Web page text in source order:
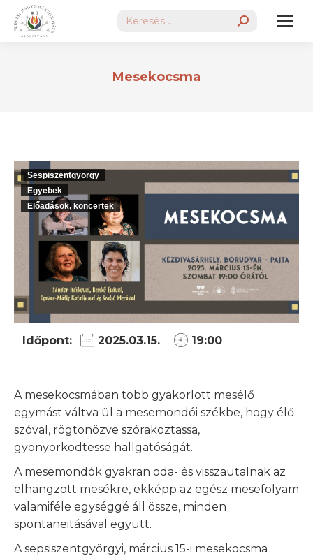
Search:
Mesekocsma
Sespiszentgyörgy
Egyebek
Előadások, koncertek
Időpont: 2025.03.15. 19:00
A mesekocsmában több gyakorlott mesélő
egymást váltva ül a mesemondói székbe, hogy élő
szóval, rögtönözve szórakoztassa,
gyönyörködtesse hallgatóságát.
A mesemondók gyakran oda- és visszautalnak az
elhangzott mesékre, ekképp az egész mesefolyam
valamiféle egységgé áll össze, minden
spontaneitásával együtt.
A sepsiszentgyörgyi, március 15-i mesekocsma